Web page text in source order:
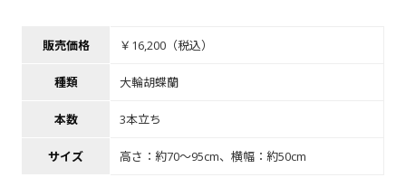
販売価格 ￥16,200（税込）
種類 大輪胡蝶蘭
本数 3本立ち
サイズ 高さ：約70～95cm、横幅：約50cm